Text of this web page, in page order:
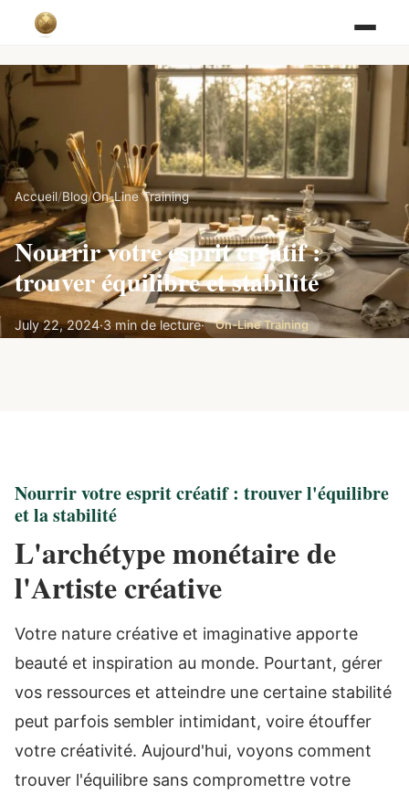
Accueil/Blog/On-Line Training
Nourrir votre esprit créatif :
trouver équilibre et stabilité
July 22, 2024·3 min de lecture· On-Line Training
Nourrir votre esprit créatif : trouver l'équilibre
et la stabilité
L'archétype monétaire de
l'Artiste créative
Votre nature créative et imaginative apporte
beauté et inspiration au monde. Pourtant, gérer
vos ressources et atteindre une certaine stabilité
peut parfois sembler intimidant, voire étouffer
votre créativité. Aujourd'hui, voyons comment
trouver l'équilibre sans compromettre votre